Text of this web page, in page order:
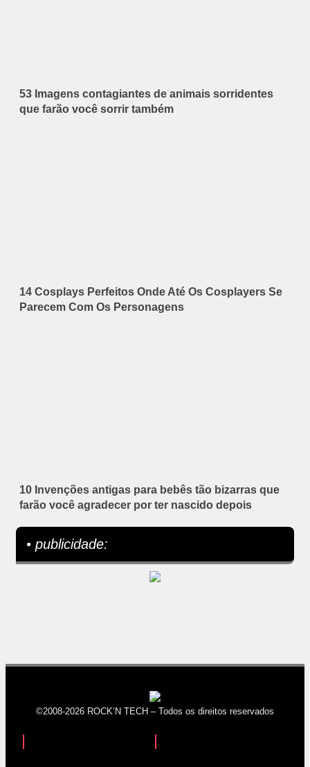
53 Imagens contagiantes de animais sorridentes
que farão você sorrir também
14 Cosplays Perfeitos Onde Até Os Cosplayers Se
Parecem Com Os Personagens
10 Invenções antigas para bebês tão bizarras que
farão você agradecer por ter nascido depois
• publicidade:
©2008-2026 ROCK’N TECH – Todos os direitos reservados